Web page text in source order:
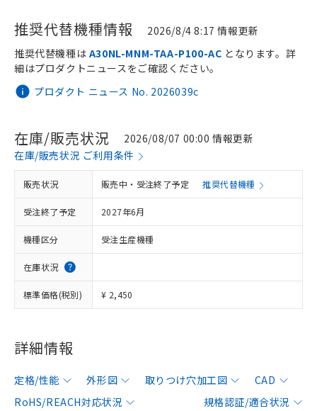
推奨代替機種情報 2026/8/4 8:17 情報更新
プロダクト ニュース No. 2026039c
推奨代替機種は A30NL-MNM-TAA-P100-AC となります。詳
細はプロダクトニュースをご確認ください。
在庫/販売状況
2026/08/07 00:00 情報更新
在庫/販売状況 ご利用条件
販売状況 販売中・受注終了予定 推奨代替機種
受注終了予定 2027年6月
機種区分 受注生産機種
在庫状況
標準価格(税別) ¥ 2,450
詳細情報
定格/性能 外形図 取りつけ穴加工図
CAD
RoHS/REACH対応状況
規格認証/適合状況